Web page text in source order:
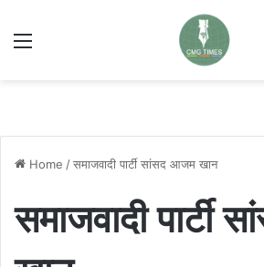
Menu
Home /समाजवादी पार्टी सांसद आजम खान
समाजवादी पार्टी